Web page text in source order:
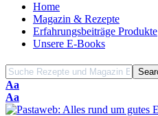
Home
Magazin & Rezepte
Erfahrungsbeiträge Produkte
Unsere E-Books
Font
Resizer
Aa
Font
Resizer
Aa